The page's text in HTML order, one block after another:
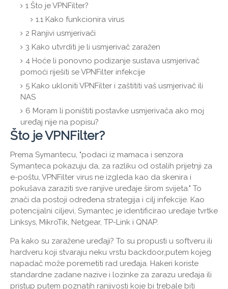
1 Što je VPNFilter?
1.1 Kako funkcionira virus
2 Ranjivi usmjerivači
3 Kako utvrditi je li usmjerivač zaražen
4 Hoće li ponovno podizanje sustava usmjerivač
pomoći riješiti se VPNFilter infekcije
5 Kako ukloniti VPNFilter i zaštititi vaš usmjerivač ili
NAS
6 Moram li poništiti postavke usmjerivača ako moj
uređaj nije na popisu?
Što je VPNFilter?
Prema Symantecu, "podaci iz mamaca i senzora
Symanteca pokazuju da, za razliku od ostalih prijetnji za
e-poštu, VPNFilter virus ne izgleda kao da skenira i
pokušava zaraziti sve ranjive uređaje širom svijeta." To
znači da postoji određena strategija i cilj infekcije. Kao
potencijalni ciljevi, Symantec je identificirao uređaje tvrtke
Linksys, MikroTik, Netgear, TP-Link i QNAP.
Pa kako su zaražene uređaji? To su propusti u softveru ili
hardveru koji stvaraju neku vrstu backdoor,putem kojeg
napadač može poremetiti rad uređaja. Hakeri koriste
standardne zadane nazive i lozinke za zarazu uređaja ili
pristup putem poznatih ranjivosti koje bi trebale biti